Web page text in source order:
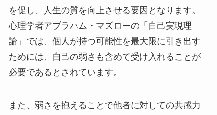
を促し、人生の質を向上させる要因となります。
心理学者アブラハム・マズローの「自己実現理
論」では、個人が持つ可能性を最大限に引き出す
ためには、自己の弱さも含めて受け入れることが
必要であるとされています。
また、弱さを抱えることで他者に対しての共感力